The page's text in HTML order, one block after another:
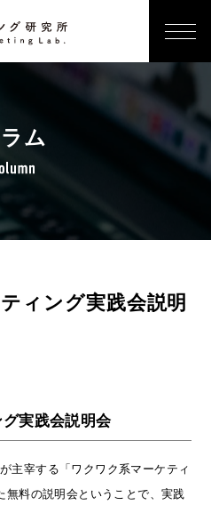
ム
ィング実践会説明
実践会説明会
主宰する「ワクワク系マーケティ
無料の説明会ということで、実践